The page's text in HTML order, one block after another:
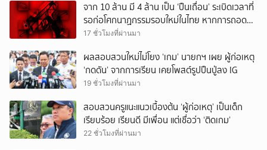
จาก 10 ล้าน มี 4 ล้าน เป็น ‘ปืนเถื่อน’ ระเบิดเวลาที่
รอก่อโศกนาฏกรรมรอบใหม่ในไทย หากการถอดบท
เรียนของรัฐเป็นเพียง ‘ลมปาก’
17 ชั่วโมงที่ผ่านมา
ผลสอบสวนใหม่ไม่โยง ‘เกม’ นายกฯ เผย ผู้ก่อเหตุ
‘กดดัน’ จากการเรียน เคยโพสต์รูปปืนปู่ลง IG
19 ชั่วโมงที่ผ่านมา
สอบสวนครูแนะแนวเบื้องต้น ‘ผู้ก่อเหตุ’ เป็นเด็ก
เรียบร้อย เรียนดี มีเพื่อน แต่เชื่อว่า ‘ติดเกม’
22 ชั่วโมงที่ผ่านมา